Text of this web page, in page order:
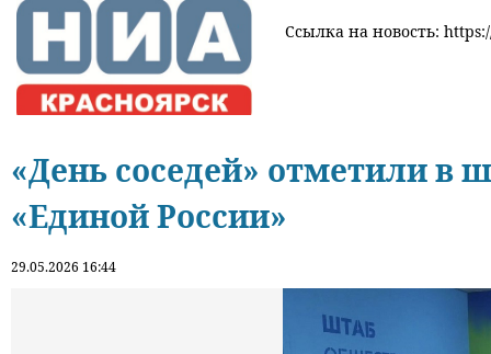
Ссылка на новость:
«День соседей» отметили в
«Единой России»
29.05.2026 16:44